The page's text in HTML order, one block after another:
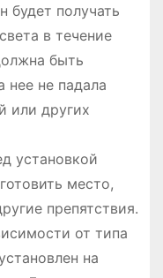
будет получать
в течение
быть
нее не падала
или других
установкой
место,
препятствия.
от типа
на